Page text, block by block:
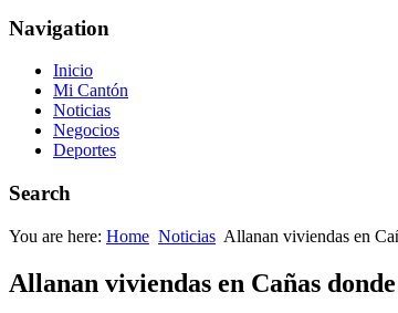
Navigation
Inicio
Mi Cantón
Noticias
Negocios
Deportes
Search
You are here: Home Noticias Allanan viviendas en
Allanan viviendas en Cañas